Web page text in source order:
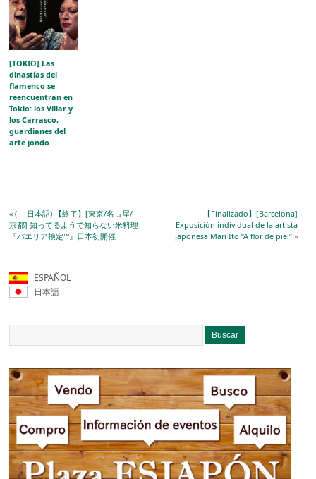
[TOKIO] Las
dinastías del
flamenco se
reencuentran en
Tokio: los Villar y
los Carrasco,
guardianes del
arte jondo
«( 日本語) 【終了】[東京/名古屋/
京都] 知ってるようで知らない米料理
『パエリア検定™️』日本初開催
【Finalizado】[Barcelona]
Exposición individual de la artista
japonesa Mari Ito “A flor de piel”»
ESPAÑOL
日本語